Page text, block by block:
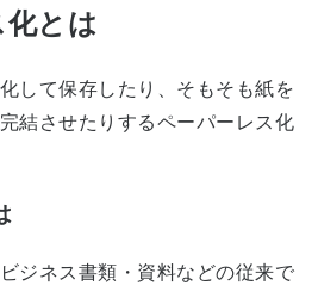
とは
して保存したり、そもそも紙を
結させたりするペーパーレス化
ジネス書類・資料などの従来で